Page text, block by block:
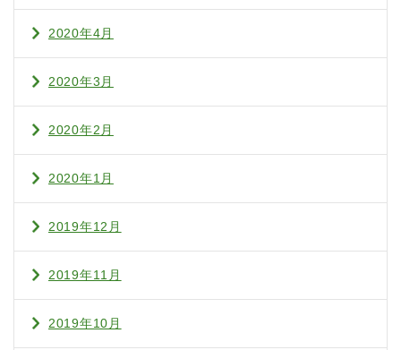
2020年4月
2020年3月
2020年2月
2020年1月
2019年12月
2019年11月
2019年10月